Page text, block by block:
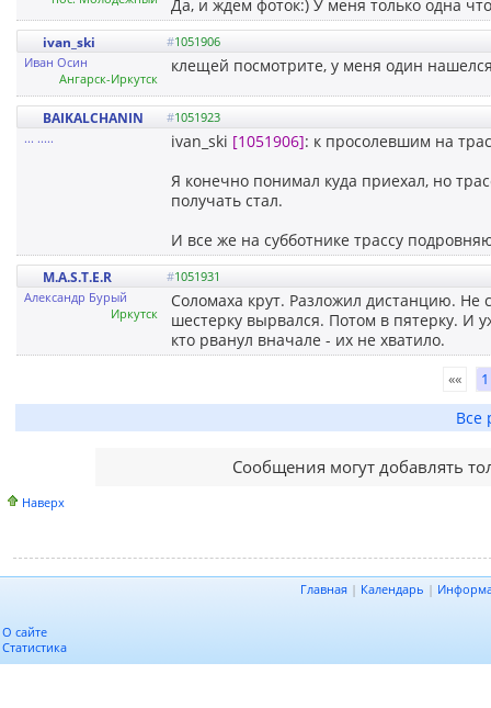
Да, и ждем фоток:) У меня только одна
ivan_ski #1051906
Иван Осин
Ангарск-Иркутск
клещей посмотрите, у меня один
BAIKALCHANIN #1051923
... .....
ivan_ski [1051906]: к просолевшим на
Я конечно понимал куда приехал, но
получать стал.
И все же на субботнике трассу
M.A.S.T.E.R #1051931
Александр Бурый
Иркутск
Соломаха крут. Разложил дистанцию. Не
шестерку вырвался. Потом в пятерку. И
кто рванул вначале - их не хватило.
«« 1
Все
Сообщения могут добавлять
Наверх
Главная | Календарь |
О сайте
Статистика